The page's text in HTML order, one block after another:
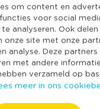
om content en
voor social
analyseren. Ook
onze site met onze
analyse. Deze partners
met andere
verzameld op
meer in ons
(Nog)
SERIE